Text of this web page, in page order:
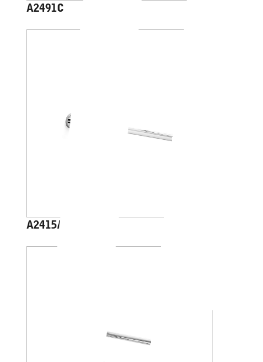
A2491C
A2415A